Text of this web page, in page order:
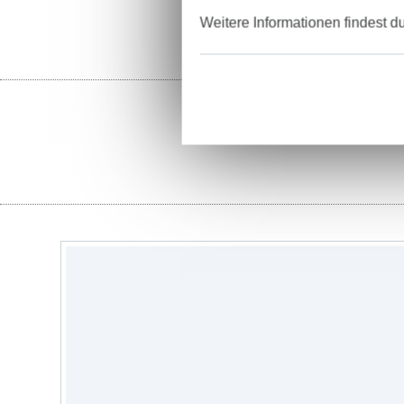
Weitere Informationen findest